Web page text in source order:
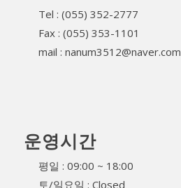
Tel : (055) 352-2777
Fax : (055) 353-1101
mail : nanum3512@naver.com
운영시간
평일 : 09:00 ~ 18:00
토/일요일 : Closed